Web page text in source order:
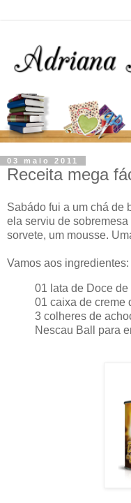
03 maio 2011
Receita mega
Sabádo fui a um chá de
ela serviu de
sorvete, um mousse.
Vamos aos ingredientes:
01 lata de Doce
01 caixa de creme
3 colheres de
Nescau Ball para